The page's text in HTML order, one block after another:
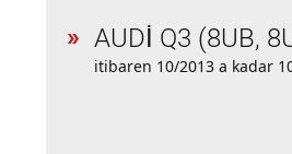
AUDI Q3 (8UB,
itibaren 10/2013 a kadar